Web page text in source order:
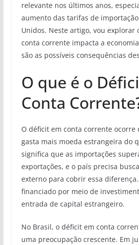
relevante nos últimos anos,
aumento das tarifas de
Unidos. Neste artigo, vou explorar
conta corrente impacta a
são as possíveis consequências
O que é o
Conta
O déficit em conta corrente ocorre
gasta mais moeda estrangeira do
significa que as importações
exportações, e o país precisa
externo para cobrir essa
financiado por meio de
entrada de capital estrangeiro.
No Brasil, o déficit em conta
uma preocupação crescente. Em